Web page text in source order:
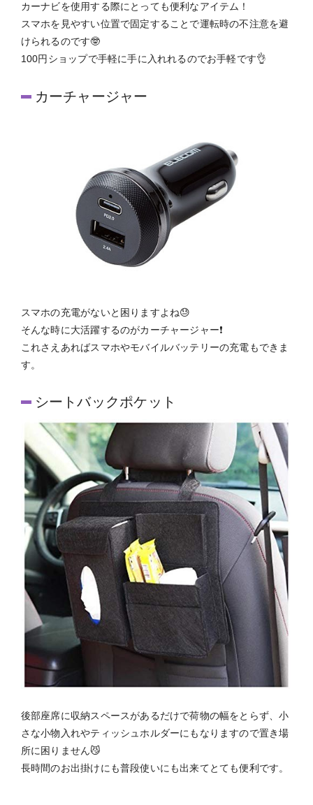
カーナビを使用する際にとっても便利なアイテム！
スマホを見やすい位置で固定することで運転時の不注意を避
けられるのです🤓
100円ショップで手軽に手に入れれるのでお手軽です👌
カーチャージャー
スマホの充電がないと困りますよね😓
そんな時に大活躍するのがカーチャージャー❗
これさえあればスマホやモバイルバッテリーの充電もできま
す。
シートバックポケット
後部座席に収納スペースがあるだけで荷物の幅をとらず、小
さな小物入れやティッシュホルダーにもなりますので置き場
所に困りません😼
長時間のお出掛けにも普段使いにも出来てとても便利です。